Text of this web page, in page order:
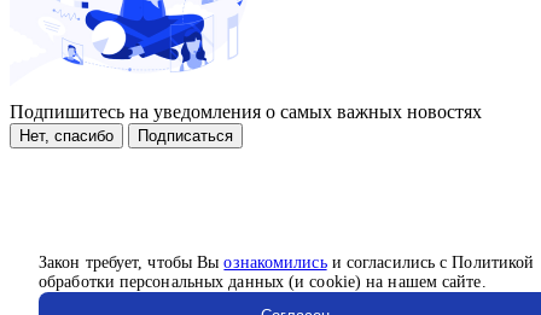
Закон требует, чтобы Выознакомилисьи согласились с Политикой
обработки персональных данных (и cookie) на нашем сайте.
Подпишитесь на уведомления о самых важных новостях
Нет, спасибо Подписаться